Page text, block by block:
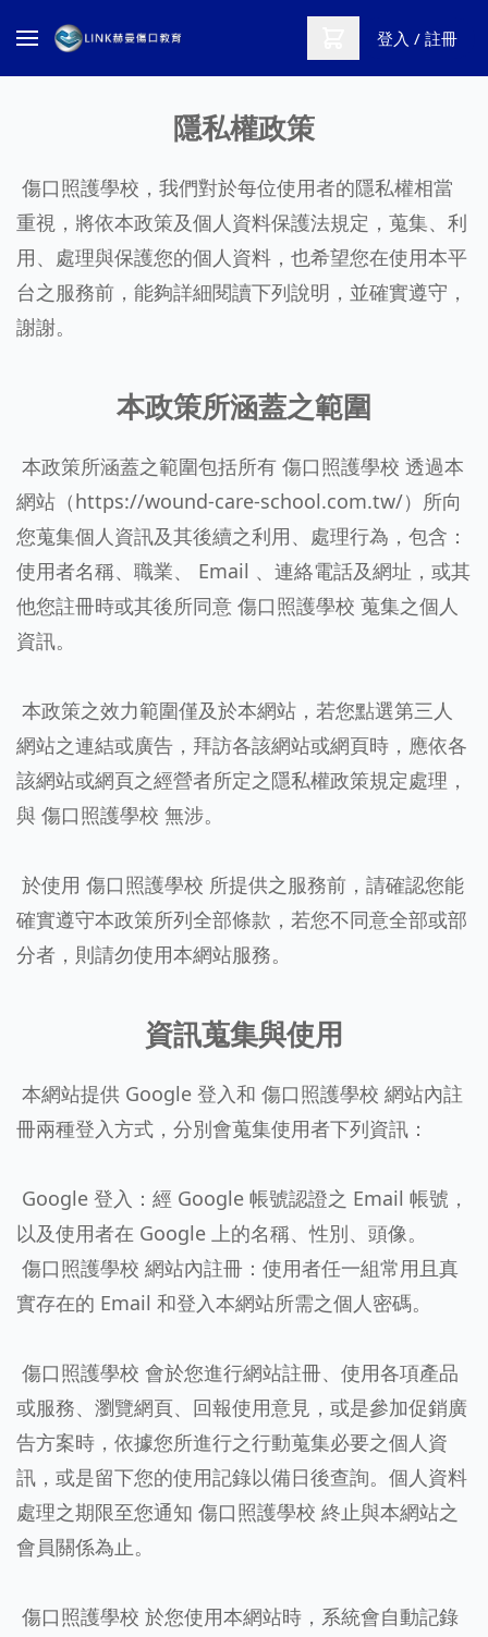
登入 / 註冊
隱私權政策
傷口照護學校，我們對於每位使用者的隱私權相當
重視，將依本政策及個人資料保護法規定，蒐集、利
用、處理與保護您的個人資料，也希望您在使用本平
台之服務前，能夠詳細閱讀下列說明，並確實遵守，
謝謝。
本政策所涵蓋之範圍
本政策所涵蓋之範圍包括所有 傷口照護學校 透過本
網站（https://wound-care-school.com.tw/）所向
您蒐集個人資訊及其後續之利用、處理行為，包含：
使用者名稱、職業、 Email 、連絡電話及網址，或其
他您註冊時或其後所同意 傷口照護學校 蒐集之個人
資訊。
本政策之效力範圍僅及於本網站，若您點選第三人
網站之連結或廣告，拜訪各該網站或網頁時，應依各
該網站或網頁之經營者所定之隱私權政策規定處理，
與 傷口照護學校 無涉。
於使用 傷口照護學校 所提供之服務前，請確認您能
確實遵守本政策所列全部條款，若您不同意全部或部
分者，則請勿使用本網站服務。
資訊蒐集與使用
本網站提供 Google 登入和 傷口照護學校 網站內註
冊兩種登入方式，分別會蒐集使用者下列資訊：
Google 登入：經 Google 帳號認證之 Email 帳號，
以及使用者在 Google 上的名稱、性別、頭像。
傷口照護學校 網站內註冊：使用者任一組常用且真
實存在的 Email 和登入本網站所需之個人密碼。
傷口照護學校 會於您進行網站註冊、使用各項產品
或服務、瀏覽網頁、回報使用意見，或是參加促銷廣
告方案時，依據您所進行之行動蒐集必要之個人資
訊，或是留下您的使用記錄以備日後查詢。個人資料
處理之期限至您通知 傷口照護學校 終止與本網站之
會員關係為止。
傷口照護學校 於您使用本網站時，系統會自動記錄